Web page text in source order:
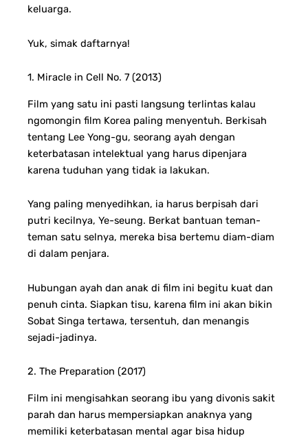
keluarga.
Yuk, simak daftarnya!
1. Miracle in Cell No. 7 (2013)
Film yang satu ini pasti langsung terlintas kalau
ngomongin film Korea paling menyentuh. Berkisah
tentang Lee Yong-gu, seorang ayah dengan
keterbatasan intelektual yang harus dipenjara
karena tuduhan yang tidak ia lakukan.
Yang paling menyedihkan, ia harus berpisah dari
putri kecilnya, Ye-seung. Berkat bantuan teman-
teman satu selnya, mereka bisa bertemu diam-diam
di dalam penjara.
Hubungan ayah dan anak di film ini begitu kuat dan
penuh cinta. Siapkan tisu, karena film ini akan bikin
Sobat Singa tertawa, tersentuh, dan menangis
sejadi-jadinya.
2. The Preparation (2017)
Film ini mengisahkan seorang ibu yang divonis sakit
parah dan harus mempersiapkan anaknya yang
memiliki keterbatasan mental agar bisa hidup